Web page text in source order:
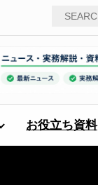
お役立ち資料